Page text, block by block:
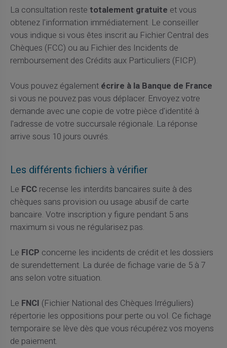
La consultation reste totalement gratuite et vous
obtenez l'information immédiatement. Le conseiller
vous indique si vous êtes inscrit au Fichier Central des
Chèques (FCC) ou au Fichier des Incidents de
remboursement des Crédits aux Particuliers (FICP).
Vous pouvez également écrire à la Banque de France
si vous ne pouvez pas vous déplacer. Envoyez votre
demande avec une copie de votre pièce d'identité à
l'adresse de votre succursale régionale. La réponse
arrive sous 10 jours ouvrés.
Les différents fichiers à vérifier
Le FCCrecense les interdits bancaires suite à des
chèques sans provision ou usage abusif de carte
bancaire. Votre inscription y figure pendant 5 ans
maximum si vous ne régularisez pas.
Le FICP concerne les incidents de crédit et les dossiers
de surendettement. La durée de fichage varie de 5 à 7
ans selon votre situation.
Le FNCI (Fichier National des Chèques Irréguliers)
répertorie les oppositions pour perte ou vol. Ce fichage
temporaire se lève dès que vous récupérez vos moyens
de paiement.